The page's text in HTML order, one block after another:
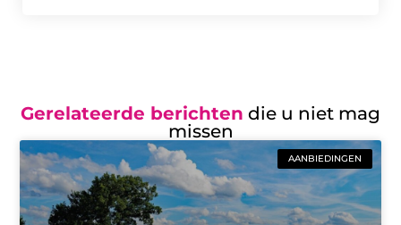
Gerelateerde berichten die u niet mag
missen
AANBIEDINGEN